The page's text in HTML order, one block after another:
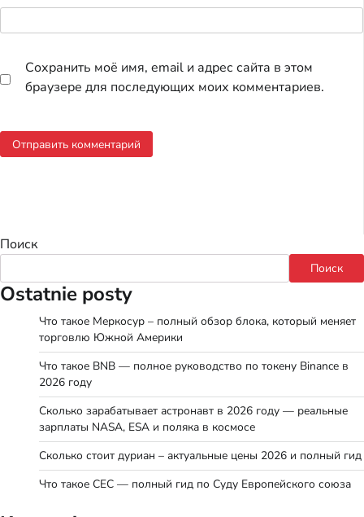
Сохранить моё имя, email и адрес сайта в этом
браузере для последующих моих комментариев.
Поиск
Поиск
Ostatnie posty
Что такое Меркосур – полный обзор блока, который меняет
торговлю Южной Америки
Что такое BNB — полное руководство по токену Binance в
2026 году
Сколько зарабатывает астронавт в 2026 году — реальные
зарплаты NASA, ESA и поляка в космосе
Сколько стоит дуриан – актуальные цены 2026 и полный гид
Что такое СЕС — полный гид по Суду Европейского союза